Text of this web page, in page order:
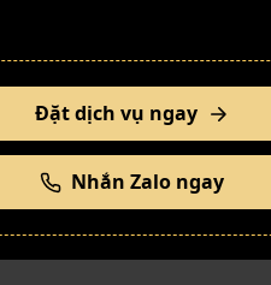
Đặt dịch vụ ngay
Nhắn Zalo ngay